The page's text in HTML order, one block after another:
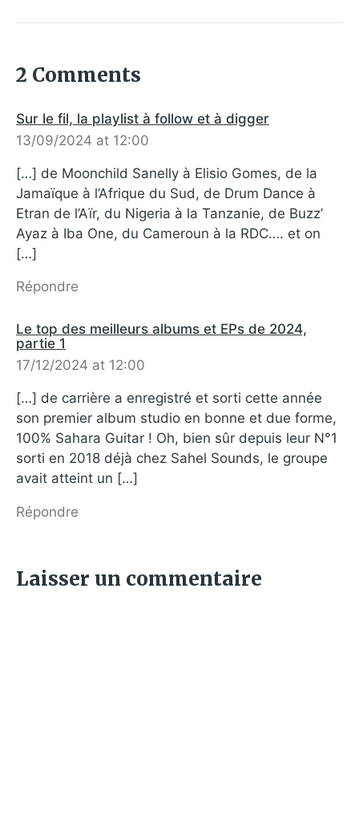
2 Comments
Sur le fil, la playlist à follow et à digger
13/09/2024 at 12:00
[…] de Moonchild Sanelly à Elisio Gomes, de la
Jamaïque à l’Afrique du Sud, de Drum Dance à
Etran de l’Aïr, du Nigeria à la Tanzanie, de Buzz’
Ayaz à Iba One, du Cameroun à la RDC…. et on
[…]
Répondre
Le top des meilleurs albums et EPs de 2024,
partie 1
17/12/2024 at 12:00
[…] de carrière a enregistré et sorti cette année
son premier album studio en bonne et due forme,
100% Sahara Guitar ! Oh, bien sûr depuis leur N°1
sorti en 2018 déjà chez Sahel Sounds, le groupe
avait atteint un […]
Répondre
Laisser un commentaire